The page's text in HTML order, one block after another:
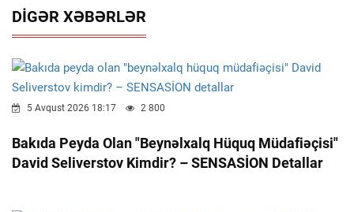
DIGƏR XƏBƏRLƏR
5 Avqust 2026 18:17 2 800
Bakıda Peyda Olan "beynəlxalq Hüquq Müdafiəçisi"
David Seliverstov Kimdir? – SENSASİON Detallar